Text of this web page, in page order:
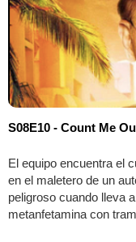
S08E10 - Count Me
El equipo encuentra el
en el maletero de un
peligroso cuando lleva
metanfetamina con